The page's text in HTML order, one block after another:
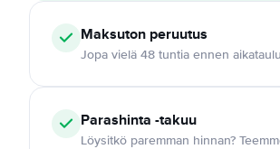
Maksuton peruutus
Jopa vielä 48 tuntia ennen
Parashinta -takuu
Löysitkö paremman hinnan?